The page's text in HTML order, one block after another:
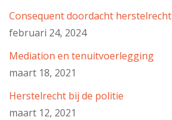
Consequent doordacht herstelrecht
februari 24, 2024
Mediation en tenuitvoerlegging
maart 18, 2021
Herstelrecht bij de politie
maart 12, 2021